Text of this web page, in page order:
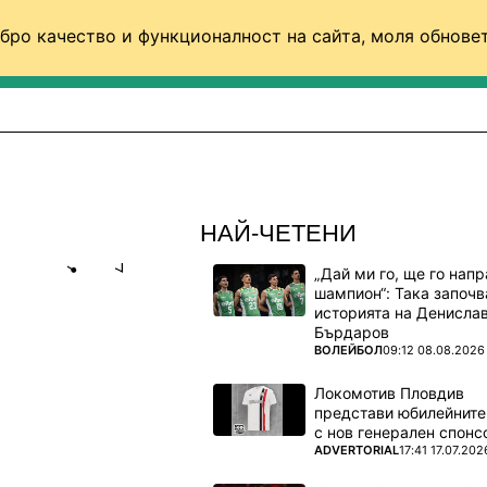
качество и функционалност на сайта, моля
НАЙ-ЧЕТЕНИ
„Дай ми го, ще го
шампион“: Така
историята на Денислав
Бърдаров
ПОВЕЧЕ ОТ
ВОЛЕЙБОЛ09:12 08.08.2026
Локомотив Пловдив
представи
с нов генерален
ПОВЕЧЕ ОТ
ADVERTORIAL17:41